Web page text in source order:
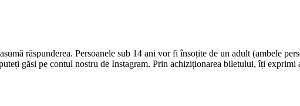
răspunderea. Persoanele sub 14 ani vor fi însoțite de un adult (ambele
găsi pe contul nostru de Instagram. Prin achiziționarea biletului, îți